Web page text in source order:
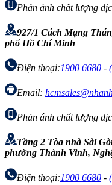
Phản ánh chất lượng
927/1 Cách Mạng
phố Hồ Chí Minh
Điện thoại:1900 6680 -
Email:
Phản ánh chất lượng
Tầng 2 Tòa nhà Sài
phường Thành Vinh,
Điện thoại:1900 6680 -